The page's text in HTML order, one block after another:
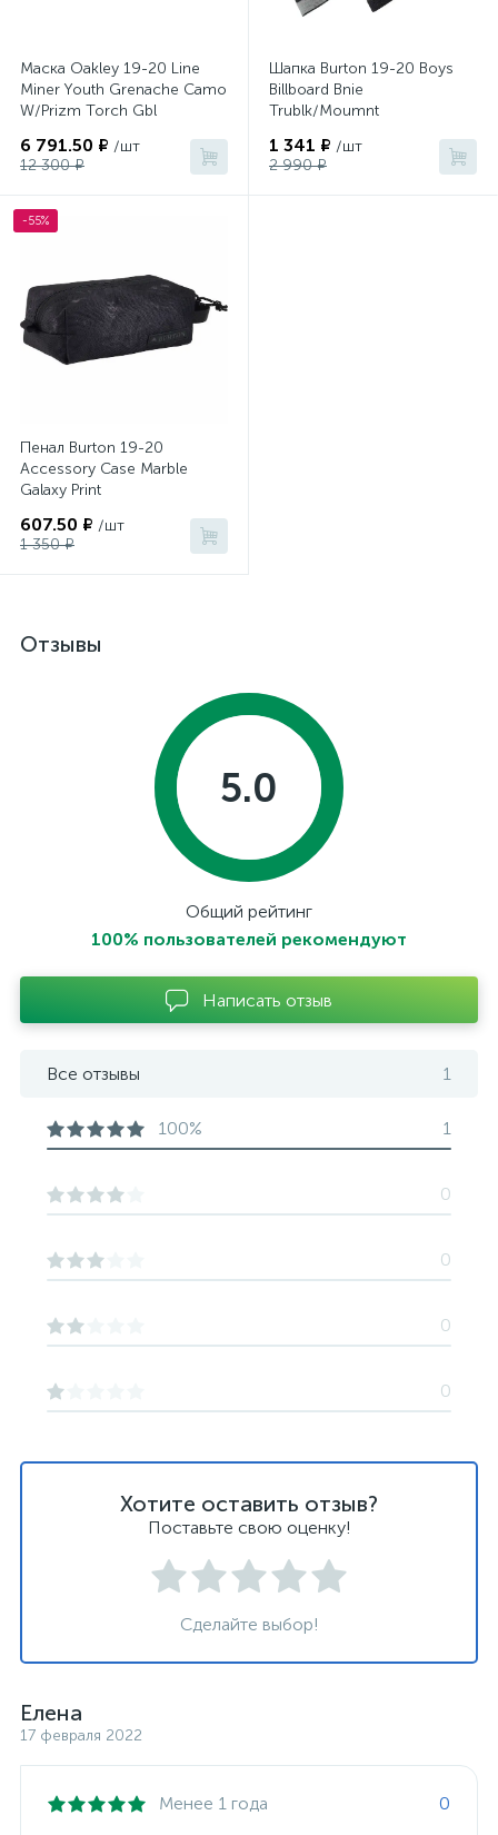
Маска Oakley 19-20 Line
Miner Youth Grenache Camo
W/Prizm Torch Gbl
6 791.50 ₽ /шт
12 300 ₽
Шапка Burton 19-20 Boys
Billboard Bnie
Trublk/Moumnt
1 341 ₽ /шт
2 990 ₽
-55%
Пенал Burton 19-20
Accessory Case Marble
Galaxy Print
607.50 ₽ /шт
1 350 ₽
Отзывы
Хотите оставить отзыв?
Поставьте свою оценку!
Сделайте выбор!
Елена
17 февраля 2022
Менее 1 года
0
5.0
Общий рейтинг
100% пользователей рекомендуют
Написать отзыв
Все отзывы 1
100% 1
0
0
0
0